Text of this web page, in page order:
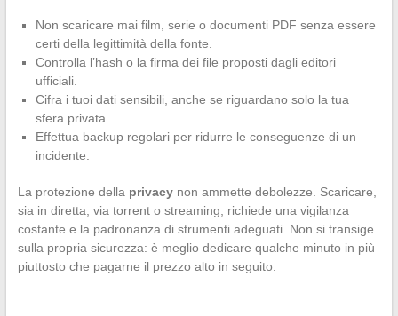
Non scaricare mai film, serie o documenti PDF senza essere
certi della legittimità della fonte.
Controlla l’hash o la firma dei file proposti dagli editori
ufficiali.
Cifra i tuoi dati sensibili, anche se riguardano solo la tua
sfera privata.
Effettua backup regolari per ridurre le conseguenze di un
incidente.
La protezione della privacynon ammette debolezze. Scaricare,
sia in diretta, via torrent o streaming, richiede una vigilanza
costante e la padronanza di strumenti adeguati. Non si transige
sulla propria sicurezza: è meglio dedicare qualche minuto in più
piuttosto che pagarne il prezzo alto in seguito.